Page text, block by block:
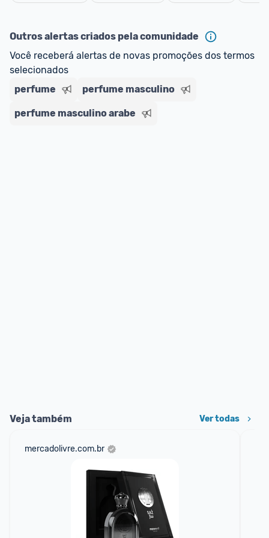
E lembre-se: você sempre pode contar ajuda da
comunidade para tirar dúvidas ou acionar os
nossos Admins marcando
comentário ou através do Fale com o Promobit.
Outros alertas criados pela comunidade
Você receberá alertas de novas promoções dos termos
selecionados
perfume
perfume masculino
perfume masculino arabe
Veja também Ver todas
mercadolivre.com.br